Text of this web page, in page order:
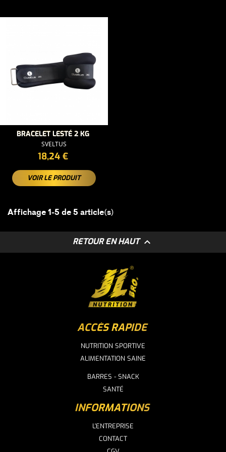
BRACELET LESTÉ 2 KG
SVELTUS
PRIX
18,24 €
VOIR LE PRODUIT
Affichage 1-5 de 5 article(s)
RETOUR EN HAUT 
ACCÈS RAPIDE
NUTRITION SPORTIVE
ALIMENTATION SAINE
BARRES - SNACK
SANTÉ
INFORMATIONS
L'ENTREPRISE
CONTACT